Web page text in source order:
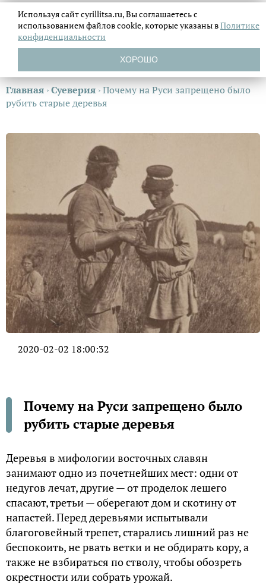
Главная ›Суеверия ›Почему на Руси запрещено было
рубить старые деревья
2020-02-02 18:00:32
Почему на Руси запрещено было
рубить старые деревья
Деревья в мифологии восточных славян
занимают одно из почетнейших мест: одни от
недугов лечат, другие — от проделок лешего
спасают, третьи — оберегают дом и скотину от
напастей. Перед деревьями испытывали
благоговейный трепет, старались лишний раз не
беспокоить, не рвать ветки и не обдирать кору, а
также не взбираться по стволу, чтобы обозреть
окрестности или собрать урожай.
Используя сайт cyrillitsa.ru, Вы соглашаетесь с
использованием файловcookie, которые указаны вПолитике
конфиденциальности
ХОРОШО